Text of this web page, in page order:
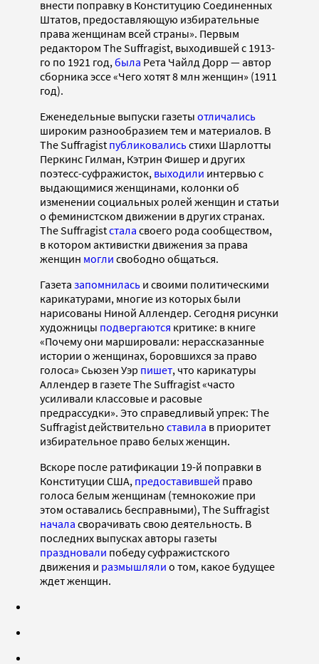
внести поправку в Конституцию Соединенных
Штатов, предоставляющую избирательные
права женщинам всей страны». Первым
редактором The Suffragist, выходившей с 1913-
го по 1921 год, была Рета Чайлд Дорр — автор
сборника эссе «Чего хотят 8 млн женщин» (1911
год).
Еженедельные выпуски газеты отличались
широким разнообразием тем и материалов. В
The Suffragist публиковалисьстихи Шарлотты
Перкинс Гилман, Кэтрин Фишер и других
поэтесс-суфражисток, выходили интервью с
выдающимися женщинами, колонки об
изменении социальных ролей женщин и статьи
о феминистском движении в других странах.
The Suffragistстала своего рода сообществом,
в котором активистки движения за права
женщин могли свободно общаться.
Газета запомнилась и своими политическими
карикатурами, многие из которых были
нарисованы Ниной Аллендер. Сегодня рисунки
художницы подвергаются критике: в книге
«Почему они маршировали: нерассказанные
истории о женщинах, боровшихся за право
голоса» Сьюзен Уэр пишет, что карикатуры
Аллендер в газете The Suffragist «часто
усиливали классовые и расовые
предрассудки». Это справедливый упрек: The
Suffragist действительно ставила в приоритет
избирательное право белых женщин.
Вскоре после ратификации 19-й поправки в
Конституции США, предоставившей право
голоса белым женщинам (темнокожие при
этом оставались бесправными), The Suffragist
начала сворачивать свою деятельность. В
последних выпусках авторы газеты
праздновали победу суфражистского
движения и размышляли о том, какое будущее
ждет женщин.